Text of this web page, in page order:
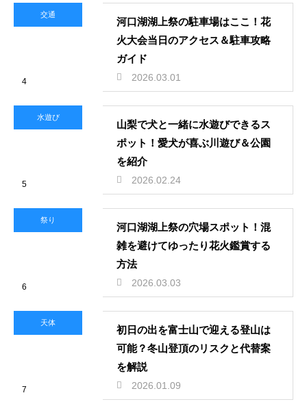
交通
4
河口湖湖上祭の駐車場はここ！花
火大会当日のアクセス＆駐車攻略
ガイド
2026.03.01
水遊び
5
山梨で犬と一緒に水遊びできるス
ポット！愛犬が喜ぶ川遊び＆公園
を紹介
2026.02.24
祭り
6
河口湖湖上祭の穴場スポット！混
雑を避けてゆったり花火鑑賞する
方法
2026.03.03
天体
7
初日の出を富士山で迎える登山は
可能？冬山登頂のリスクと代替案
を解説
2026.01.09